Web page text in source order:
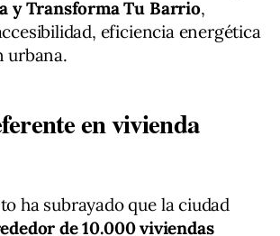
y Transforma Tu Barrio,
eficiencia energética
urbana.
en vivienda
ha subrayado que la ciudad
de 10.000 viviendas